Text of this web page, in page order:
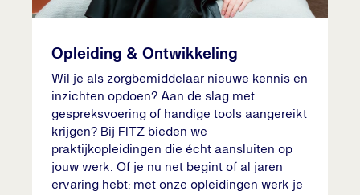
Opleiding & Ontwikkeling
Wil je als zorgbemiddelaar nieuwe kennis en
inzichten opdoen? Aan de slag met
gespreksvoering of handige tools aangereikt
krijgen? Bij FITZ bieden we
praktijkopleidingen die écht aansluiten op
jouw werk. Of je nu net begint of al jaren
ervaring hebt: met onze opleidingen werk je